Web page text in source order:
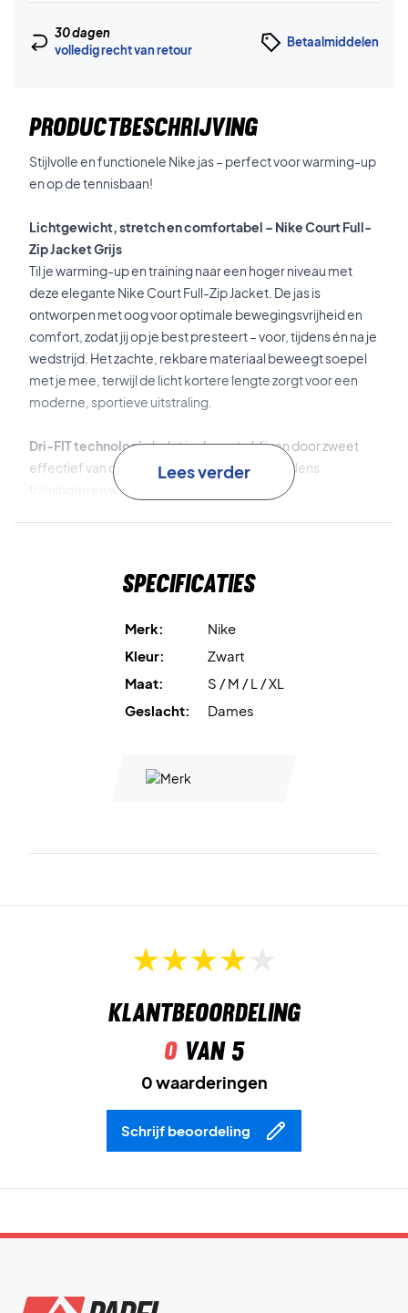
30 dagen
volledig recht van retour
Betaalmiddelen
PRODUCTBESCHRIJVING
Stijlvolle en functionele Nike jas – perfect voor warming-up
en op de tennisbaan!
Lichtgewicht, stretch en comfortabel – Nike Court Full-
Zip Jacket Grijs
Til je warming-up en training naar een hoger niveau met
deze elegante Nike Court Full-Zip Jacket. De jas is
ontworpen met oog voor optimale bewegingsvrijheid en
comfort, zodat jij op je best presteert – voor, tijdens én na je
wedstrijd. Het zachte, rekbare materiaal beweegt soepel
met je mee, terwijl de licht kortere lengte zorgt voor een
moderne, sportieve uitstraling.
Dri-FIT technologiehelpt je droog te blijven door zweet
effectief van de huid af te voeren, zodat je tijdens
trainingen en wedstrijden comfortabel blijft.
Kortere pasvorm is ontworpen tot in de taille voor een
relaxen na het spelen.
Deze jas is gemaakt van minimaal 75% gerecyclede
Lees verder
Specificaties
Merk:
Nike
Kleur:
Zwart
Maat:
S / M / L / XL
Geslacht:
Dames
Klantbeoordeling
0van 5
0 waarderingen
Schrijf beoordeling